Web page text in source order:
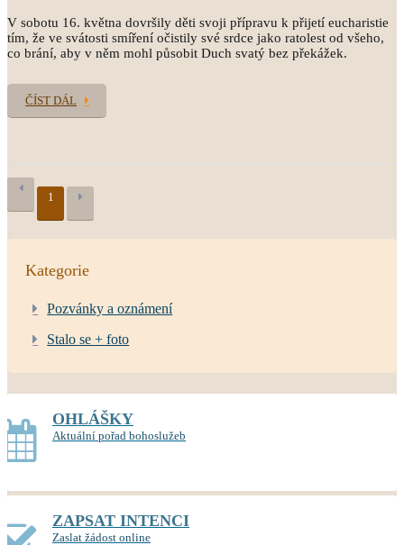
V sobotu 16. května dovršily děti svoji přípravu k přijetí eucharistie
tím, že ve svátosti smíření očistily své srdce jako ratolest od všeho,
co brání, aby v něm mohl působit Duch svatý bez překážek.
ČÍST DÁL
1
Kategorie
Pozvánky a oznámení
Stalo se + foto
OHLÁŠKY
Aktuální pořad bohoslužeb
ZAPSAT INTENCI
Zaslat žádost online